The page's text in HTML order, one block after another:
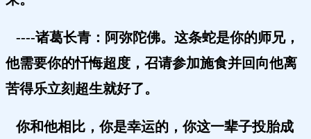
----诸葛长青：阿弥陀佛。这条蛇是你的师兄，
他需要你的忏悔超度，召请参加施食并回向他离
苦得乐立刻超生就好了。
你和他相比，你是幸运的，你这一辈子投胎成